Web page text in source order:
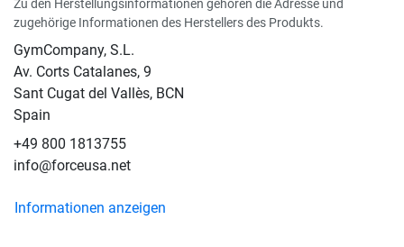
Zu den Herstellungsinformationen gehören die Adresse und
zugehörige Informationen des Herstellers des Produkts.
GymCompany, S.L.
Av. Corts Catalanes, 9
Sant Cugat del Vallès, BCN
Spain
+49 800 1813755
info@forceusa.net
Informationen anzeigen